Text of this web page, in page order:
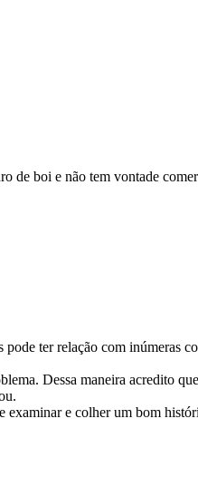
de boi e não tem vontade
ter relação com inúmeras
Dessa maneira acredito
e colher um bom